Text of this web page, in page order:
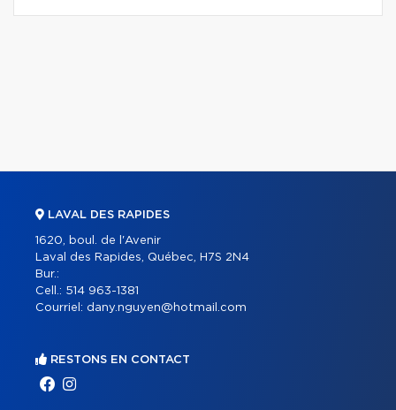
LAVAL DES RAPIDES
1620, boul. de l'Avenir
Laval des Rapides, Québec, H7S 2N4
Bur.:
Cell.: 514 963-1381
Courriel: dany.nguyen@hotmail.com
RESTONS EN CONTACT